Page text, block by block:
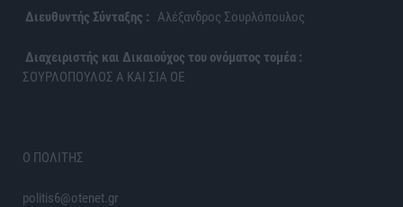
Διευθυντής Σύνταξης : Αλέξανδρος Σουρλόπουλος
Διαχειριστής και Δικαιούχος του ονόματος τομέα :
ΣΟΥΡΛΟΠΟΥΛΟΣ Α ΚΑΙ ΣΙΑ ΟΕ
Ο ΠΟΛΙΤΗΣ
politis6@otenet.gr